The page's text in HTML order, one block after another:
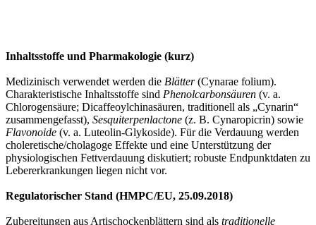
Inhaltsstoffe und Pharmakologie (kurz)
Medizinisch verwendet werden die Blätter(Cynarae folium).
Charakteristische Inhaltsstoffe sind Phenolcarbonsäuren (v. a.
Chlorogensäure; Dicaffeoylchinasäuren, traditionell als „Cynarin“
zusammengefasst), Sesquiterpenlactone (z. B. Cynaropicrin) sowie
Flavonoide (v. a. Luteolin‑Glykoside). Für die Verdauung werden
choleretische/cholagoge Effekte und eine Unterstützung der
physiologischen Fettverdauung diskutiert; robuste Endpunktdaten zu
Lebererkrankungen liegen nicht vor.
Regulatorischer Stand (HMPC/EU, 25.09.2018)
Zubereitungen aus Artischockenblättern sind als traditionelle